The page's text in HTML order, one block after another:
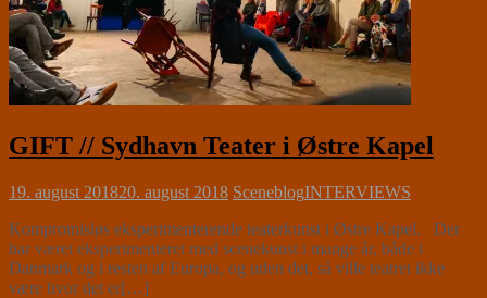
GIFT // Sydhavn Teater i Østre Kapel
19. august 201820. august 2018 SceneblogINTERVIEWS
Kompromisløs eksperimenterende teaterkunst i Østre Kapel. Der
har været eksperimenteret med scenekunst i mange år, både i
Danmark og i resten af Europa, og uden det, så ville teatret ikke
være hvor det er[…]